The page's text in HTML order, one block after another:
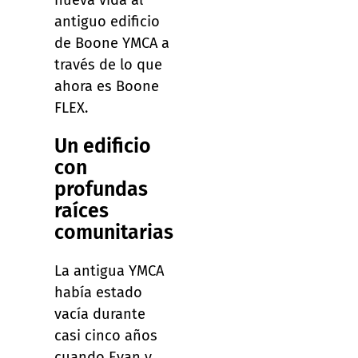
antiguo edificio
de Boone YMCA a
través de lo que
ahora es Boone
FLEX.
Un edificio
con
profundas
raíces
comunitarias
La antigua YMCA
había estado
vacía durante
casi cinco años